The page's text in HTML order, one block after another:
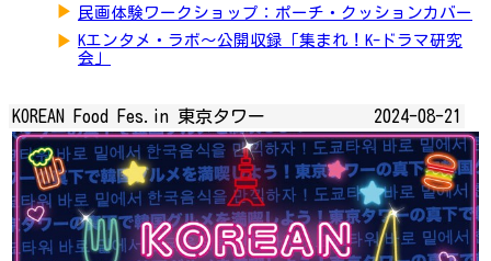
▶ 民画体験ワークショップ：ポーチ・クッションカバー
▶ Kエンタメ・ラボ～公開収録「集まれ！K-ドラマ研究
会」
KOREAN Food Fes.in 東京タワー 2024-08-21